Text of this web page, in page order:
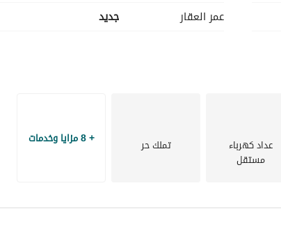
عمر العقار
جديد
عداد كهرباء
مستقل
تملك حر + 8 مزايا وخدمات